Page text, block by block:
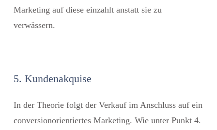
Marketing auf diese einzahlt anstatt sie zu
verwässern.
5. Kundenakquise
In der Theorie folgt der Verkauf im Anschluss auf ein
conversionorientiertes Marketing. Wie unter Punkt 4.